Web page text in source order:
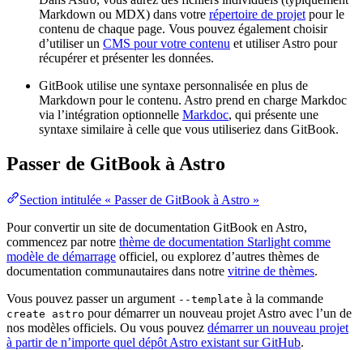
Markdown ou MDX) dans votre répertoire de projet pour le
contenu de chaque page. Vous pouvez également choisir
d’utiliser un CMS pour votre contenu et utiliser Astro pour
récupérer et présenter les données.
GitBook utilise une syntaxe personnalisée en plus de
Markdown pour le contenu. Astro prend en charge Markdoc
via l’intégration optionnelle Markdoc, qui présente une
syntaxe similaire à celle que vous utiliseriez dans GitBook.
Passer de GitBook à Astro
Section intitulée « Passer de GitBook à Astro »
Pour convertir un site de documentation GitBook en Astro,
commencez par notre thème de documentation Starlight comme
modèle de démarrage officiel, ou explorez d’autres thèmes de
documentation communautaires dans notre vitrine de thèmes.
Vous pouvez passer un argument --template à la commande
create astro pour démarrer un nouveau projet Astro avec l’un de
nos modèles officiels. Ou vous pouvez démarrer un nouveau projet
à partir de n’importe quel dépôt Astro existant sur GitHub.